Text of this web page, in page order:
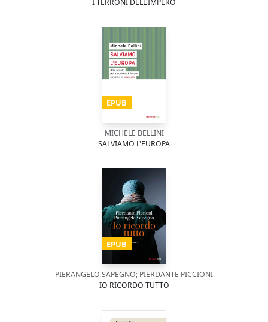
I TERRONI DELL'IMPERO
EPUB
MICHELE BELLINI
SALVIAMO L'EUROPA
EPUB
PIERANGELO SAPEGNO; PIERDANTE PICCIONI
IO RICORDO TUTTO